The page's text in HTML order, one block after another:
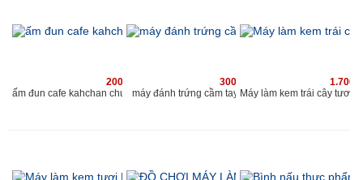
200.000 vnđ
ấm đun cafe kahchan chuyên dùng cho quán cafe và nhà hàng
300.000 vnđ
máy đánh trứng cầm tay chuyên dùng cho quán cafe